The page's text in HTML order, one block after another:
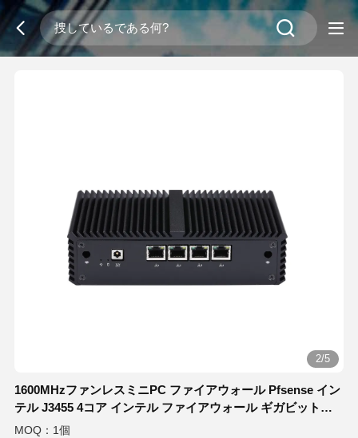
2/5
1600MHzファンレスミニPC ファイアウォール Pfsense イン
テル J3455 4コア インテル ファイアウォール ギガビット
LAN
MOQ：1個